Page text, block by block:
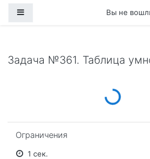
Вы не
Задача №361. Таблица
Loading...
Ограничения
1 сек.